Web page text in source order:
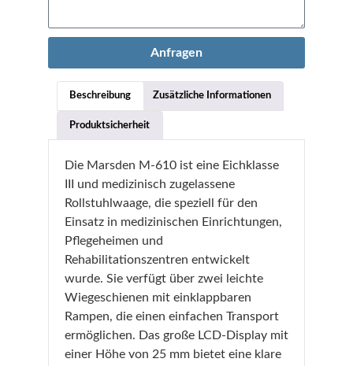
Beschreibung Zusätzliche Informationen
Produktsicherheit
Die Marsden M-610 ist eine Eichklasse
III und medizinisch zugelassene
Rollstuhlwaage, die speziell für den
Einsatz in medizinischen Einrichtungen,
Pflegeheimen und
Rehabilitationszentren entwickelt
wurde. Sie verfügt über zwei leichte
Wiegeschienen mit einklappbaren
Rampen, die einen einfachen Transport
ermöglichen. Das große LCD-Display mit
einer Höhe von 25 mm bietet eine klare
Anfragen